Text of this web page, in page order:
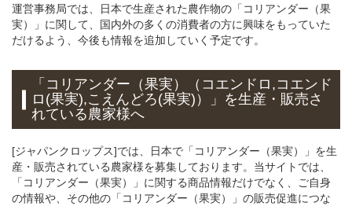
運営事務局では、日本で生産された農作物の「コリアンダー（果
実）」に関して、国内外の多くの消費者の方に興味をもっていた
だけるよう、今後も情報を追加していく予定です。
「コリアンダー（果実）（コエンドロ,コエンド
ロ(果実),こえんどろ(果実)）」 を生産・販売さ
れている農家様へ
[ジャパンクロップス]では、日本で「コリアンダー（果実）」を生
産・販売されている農家様を募集しております。当サイトでは、
「コリアンダー（果実）」に関する商品情報だけでなく、ご自身
の情報や、その他の「コリアンダー（果実）」の販売促進につな